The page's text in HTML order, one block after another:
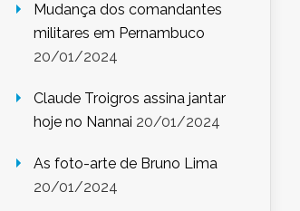
Mudança dos comandantes
militares em Pernambuco
20/01/2024
Claude Troigros assina jantar
hoje no Nannai 20/01/2024
As foto-arte de Bruno Lima
20/01/2024